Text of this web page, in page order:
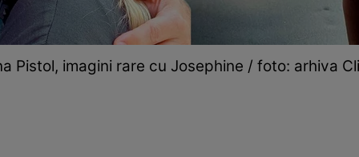
Pistol, imagini rare cu Josephine / foto: arhiva